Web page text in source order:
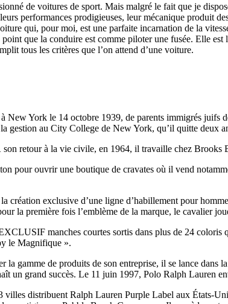
de voitures de sport. Mais malgré le fait que je
performances prodigieuses, leur mécanique produit
qui, pour moi, est une parfaite incarnation de la
que la conduire est comme piloter une fusée. Elle
tous les critères que l’on attend d’une voiture.
New York le 14 octobre 1939, de parents immigrés juifs
gestion au City College de New York, qu’il quitte deux
retour à la vie civile, en 1964, il travaille chez Brooks
pour ouvrir une boutique de cravates où il vend
création exclusive d’une ligne d’habillement pour
la première fois l’emblème de la marque, le cavalier
manches courtes sortis dans plus de 24 coloris
le Magnifique ».
gamme de produits de son entreprise, il se lance dans
un grand succès. Le 11 juin 1997, Polo Ralph Lauren
distribuent Ralph Lauren Purple Label aux États-